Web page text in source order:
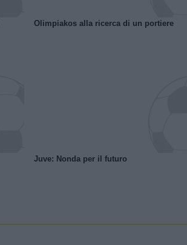
Olimpiakos alla ricerca di un portiere
Juve: Nonda per il futuro